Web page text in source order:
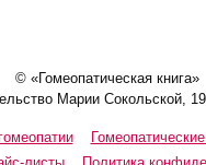
© «Гомеопатическая книга»
Марии Сокольской,